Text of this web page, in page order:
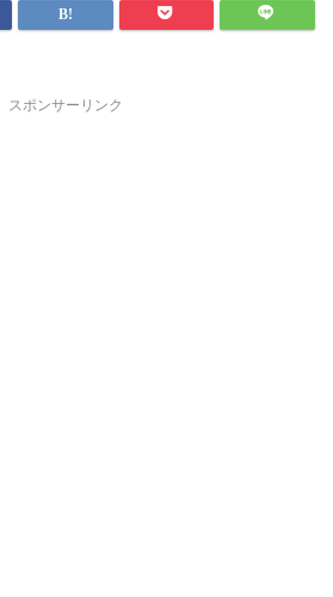
スポンサーリンク